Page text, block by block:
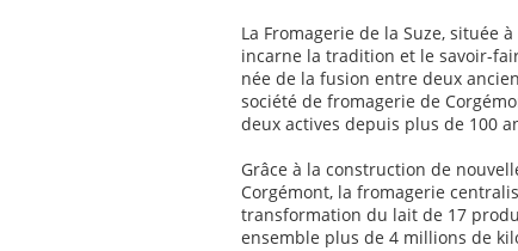
La Fromagerie de la Suze, située
incarne la tradition et le savoir-
née de la fusion entre deux
société de fromagerie de
deux actives depuis plus de 100
Grâce à la construction de
Corgémont, la fromagerie
transformation du lait de 17
ensemble plus de 4 millions de